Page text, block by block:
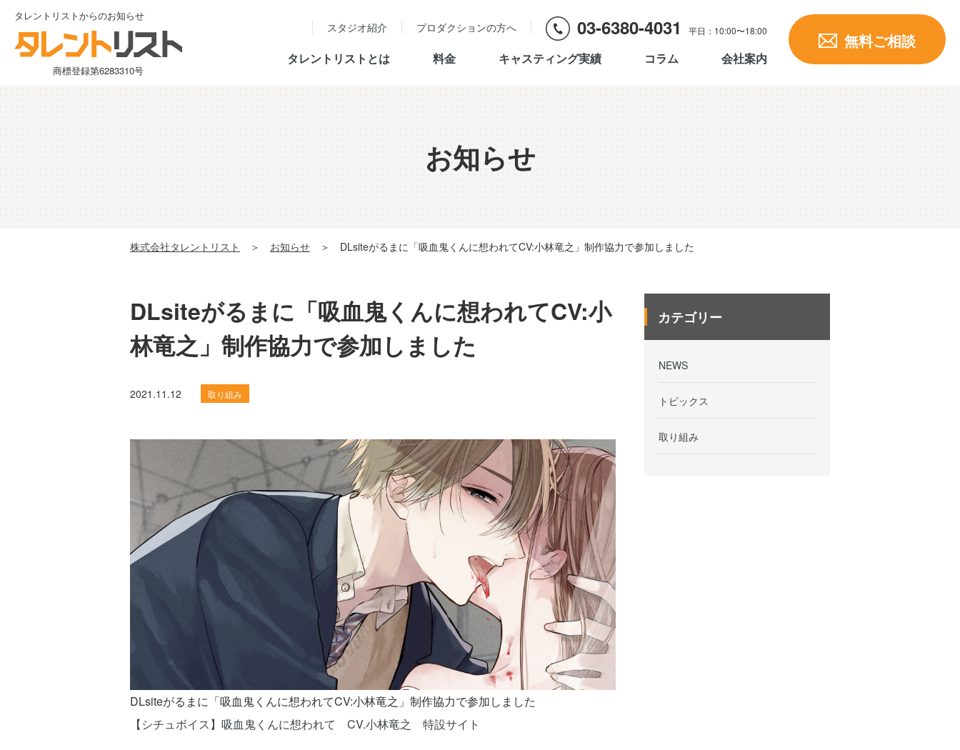
タレントリストからのお知らせ
商標登録第6283310号
スタジオ紹介 プロダクションの方へ 03-6380-4031 平日：10:00〜18:00
タレントリストとは 料金 キャスティング実績 コラム 会社案内
無料ご相談
お知らせ
株式会社タレントリスト ＞ お知らせ ＞ DLsiteがるまに「吸血鬼くんに想われてCV:小林竜之」制作協力で参加しました
DLsiteがるまに「吸血鬼くんに想われてCV:小
林竜之」制作協力で参加しました
2021.11.12 取り組み
DLsiteがるまに「吸血鬼くんに想われてCV:小林竜之」制作協力で参加しました
【シチュボイス】吸血鬼くんに想われて CV.小林竜之 特設サイト
カテゴリー
NEWS
トピックス
取り組み